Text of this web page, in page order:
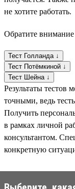
не хотите работать.
Обратите внимание
Тест Голланда ↓
Тест Потёмкиной ↓
Тест Шейна ↓
Результаты
точными, ведь
Получить
в рамках личной
консультантом.
конкретную